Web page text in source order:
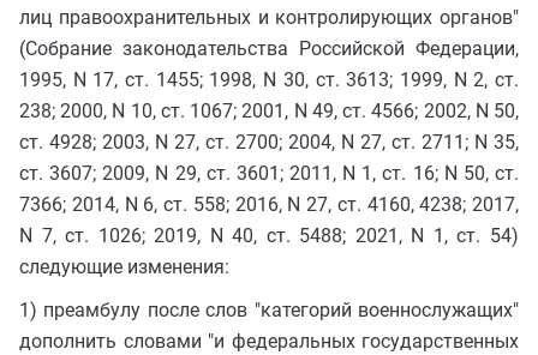
лиц правоохранительных и контролирующих органов"
(Собрание законодательства Российской Федерации,
1995, N 17, ст. 1455; 1998, N 30, ст. 3613; 1999, N 2, ст.
238; 2000, N 10, ст. 1067; 2001, N 49, ст. 4566; 2002, N 50,
ст. 4928; 2003, N 27, ст. 2700; 2004, N 27, ст. 2711; N 35,
ст. 3607; 2009, N 29, ст. 3601; 2011, N 1, ст. 16; N 50, ст.
7366; 2014, N 6, ст. 558; 2016, N 27, ст. 4160, 4238; 2017,
N 7, ст. 1026; 2019, N 40, ст. 5488; 2021, N 1, ст. 54)
следующие изменения:
1) преамбулу после слов "категорий военнослужащих"
дополнить словами "и федеральных государственных